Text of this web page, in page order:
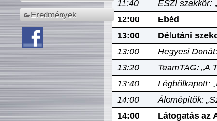
Eredmények
11:40
ESZI szakkör:
12:00
Ebéd
13:00
Délutáni
13:00
Hegyesi
13:20
TeamTAG: „A
13:40
Légbőlkapott:
14:00
Álomépítők:
14:00
Látogatás az